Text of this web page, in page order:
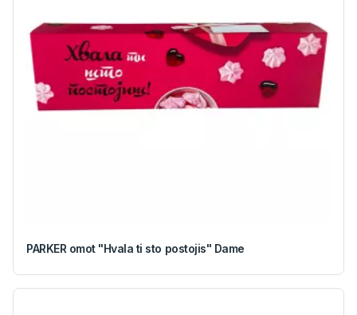
PARKER omot "Hvala ti sto postojis" Dame